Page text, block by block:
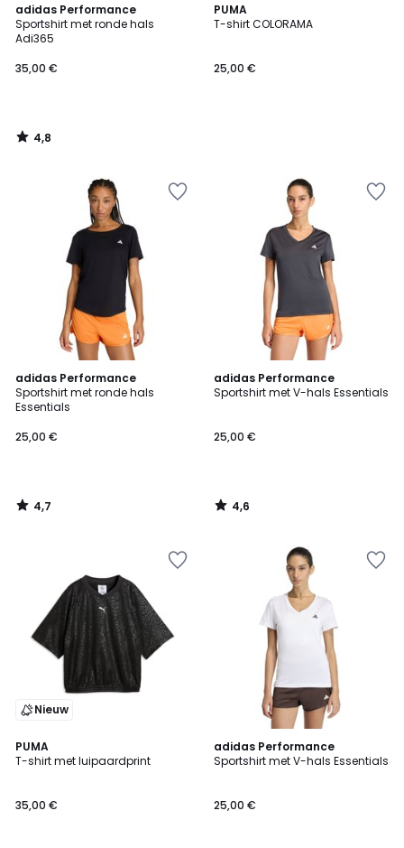
adidas Performance
Sportshirt met ronde hals
Adi365
35,00 €
4,8
/ 5
4,8
/
PUMA
T-shirt COLORAMA
25,00 €
adidas Performance
Sportshirt met ronde hals
Essentials
25,00 €
4,7
/ 5
4,7
/
adidas Performance
Sportshirt met V-hals Essentials
25,00 €
4,6
/ 5
4,6
/
Nieuw
PUMA
T-shirt met luipaardprint
35,00 €
adidas Performance
Sportshirt met V-hals Essentials
25,00 €
4,6
/ 5